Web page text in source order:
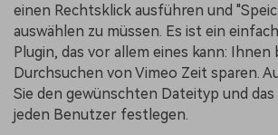
einen Rechtsklick ausführen und
auswählen zu müssen. Es ist ein
Plugin, das vor allem eines kann: Ihnen
Durchsuchen von Vimeo Zeit sparen.
Sie den gewünschten Dateityp und
jeden Benutzer festlegen.